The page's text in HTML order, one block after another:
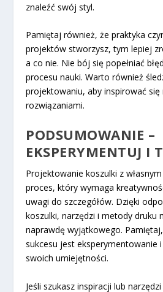
znaleźć swój styl.
Pamiętaj również, że praktyka
projektów stworzysz, tym lepiej
a co nie. Nie bój się popełniać
procesu nauki. Warto również
projektowaniu, aby inspirować się
rozwiązaniami.
PODSUMOWANIE –
EKSPERYMENTUJ I
Projektowanie koszulki z
proces, który wymaga
uwagi do szczegółów. Dzięki
koszulki, narzędzi i metody druku
naprawdę wyjątkowego.
sukcesu jest eksperymentowanie
swoich umiejętności.
Jeśli szukasz inspiracji lub